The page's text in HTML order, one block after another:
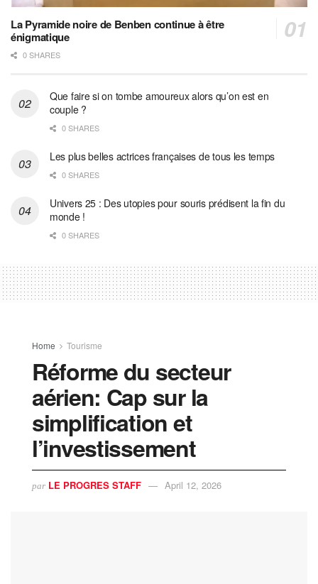
La Pyramide noire de Benben continue à être
énigmatique
0 SHARES
Que faire si on tombe amoureux alors qu’on est en
couple ?
0 SHARES
Les plus belles actrices françaises de tous les temps
0 SHARES
Univers 25 : Des utopies pour souris prédisent la fin du
monde !
0 SHARES
Home Tourisme
Réforme du secteur
aérien: Cap sur la
simplification et
l’investissement
par LE PROGRES STAFF April 12, 2026